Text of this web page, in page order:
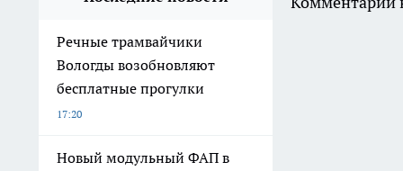
Речные трамвайчики
Вологды возобновляют
бесплатные прогулки
17:20
Новый модульный ФАП в